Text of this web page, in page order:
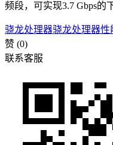
频段，可实现3.7 Gbps的
骁龙处理器骁龙处理器性
赞 (0)
联系客服